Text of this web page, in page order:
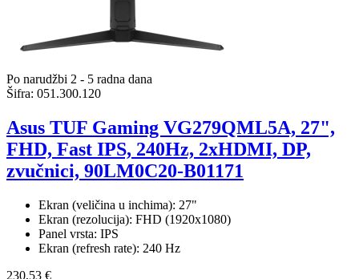
Po narudžbi 2 - 5 radna dana
Šifra: 051.300.120
Asus TUF Gaming VG279QML5A, 27",
FHD, Fast IPS, 240Hz, 2xHDMI, DP,
zvučnici, 90LM0C20-B01171
Ekran (veličina u inchima): 27"
Ekran (rezolucija): FHD (1920x1080)
Panel vrsta: IPS
Ekran (refresh rate): 240 Hz
230,53 €